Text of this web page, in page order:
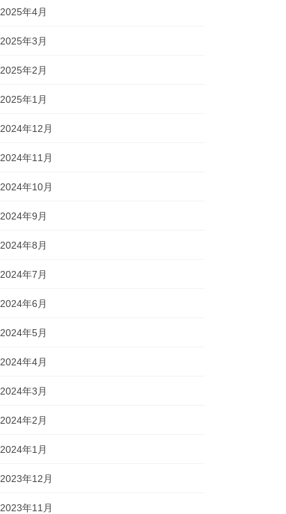
2025年4月
2025年3月
2025年2月
2025年1月
2024年12月
2024年11月
2024年10月
2024年9月
2024年8月
2024年7月
2024年6月
2024年5月
2024年4月
2024年3月
2024年2月
2024年1月
2023年12月
2023年11月